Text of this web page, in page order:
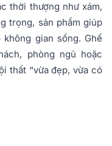
thời thượng như xám,
trọng, sản phẩm giúp
gian sống. Ghế
phòng ngủ hoặc
thất “vừa đẹp, vừa có